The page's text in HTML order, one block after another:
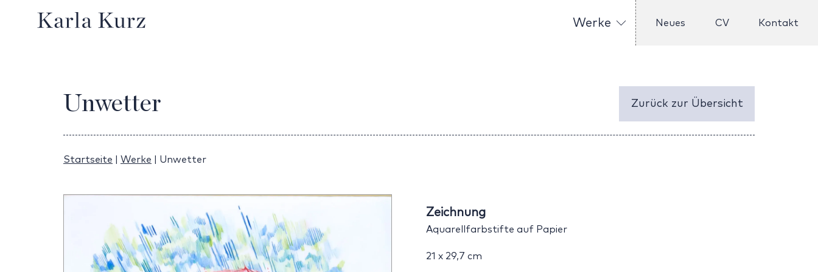
Werke Neues CV Kontakt
Unwetter Zurück zur Übersicht
Startseite Werke Unwetter
Zeichnung
Aquarellfarbstifte auf Papier
21 x 29,7 cm